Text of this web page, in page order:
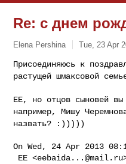
Re: с днем
Elena Pershina Tue, 23 Apr
Присоединяюсь к
растущейшмаксовой
ЕЕ, но отцов сыновей
например, Мишу
назвать?
:)))))
On Wed, 24 Apr 2013
ЕE <eebaida...@mail.ru